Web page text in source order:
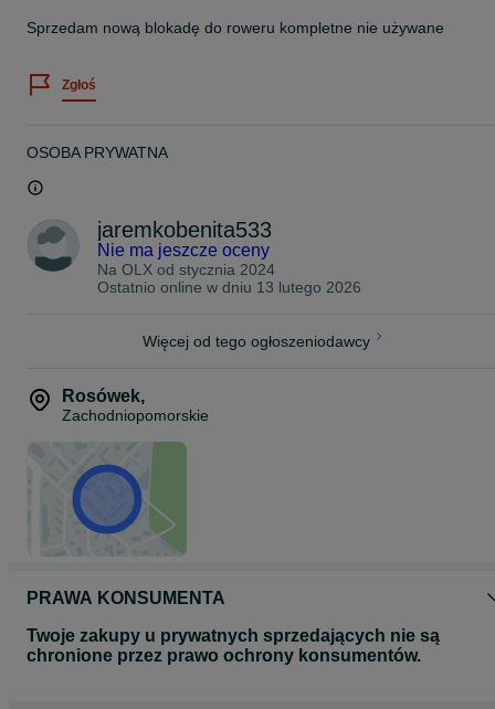
Sprzedam nową blokadę do roweru kompletne nie używane
Zgłoś
OSOBA PRYWATNA
jaremkobenita533
Nie ma jeszcze oceny
Na OLX od stycznia 2024
Ostatnio online w dniu 13 lutego 2026
Więcej od tego ogłoszeniodawcy
Rosówek,
Zachodniopomorskie
PRAWA KONSUMENTA
Twoje zakupy u prywatnych sprzedających nie są
chronione przez prawo ochrony konsumentów.